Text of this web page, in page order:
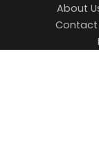
About
Contact